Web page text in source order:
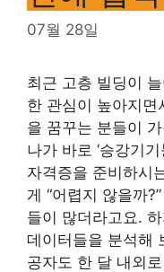
07월 28일
최근 고층 빌딩이
한 관심이 높아지
을 꿈꾸는 분들이
나가 바로 ‘승강기
자격증을 준비하시
게 “어렵지 않을까
들이 많더라고요.
데이터들을 분석해
공자도 한 달 내외